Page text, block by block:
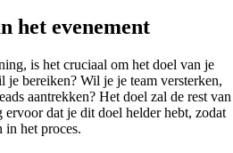
het evenement
is het cruciaal om het doel van je
je bereiken? Wil je je team versterken,
aantrekken? Het doel zal de rest van
dat je dit doel helder hebt, zodat
in het proces.